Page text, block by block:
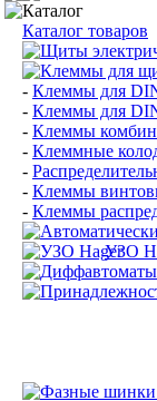
Каталог
Каталог товаров
- Клеммы для
- Клеммы для
- Клеммы
- Клеммные
-
- Клеммы
- Клеммы
УЗО